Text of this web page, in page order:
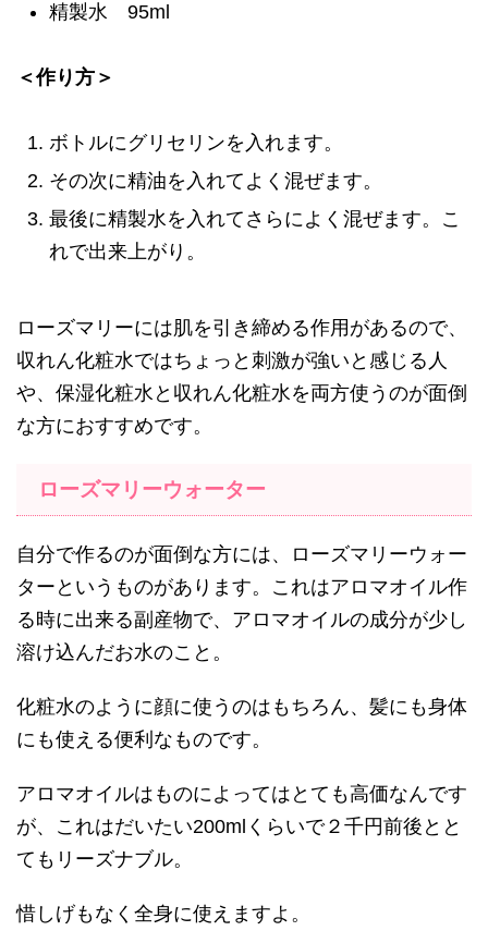
精製水 95ml
＜作り方＞
ボトルにグリセリンを入れます。
その次に精油を入れてよく混ぜます。
最後に精製水を入れてさらによく混ぜます。こ
れで出来上がり。
ローズマリーには肌を引き締める作用があるので、
収れん化粧水ではちょっと刺激が強いと感じる人
や、保湿化粧水と収れん化粧水を両方使うのが面倒
な方におすすめです。
ローズマリーウォーター
自分で作るのが面倒な方には、ローズマリーウォー
ターというものがあります。これはアロマオイル作
る時に出来る副産物で、アロマオイルの成分が少し
溶け込んだお水のこと。
化粧水のように顔に使うのはもちろん、髪にも身体
にも使える便利なものです。
アロマオイルはものによってはとても高価なんです
が、これはだいたい200mlくらいで２千円前後とと
てもリーズナブル。
惜しげもなく全身に使えますよ。